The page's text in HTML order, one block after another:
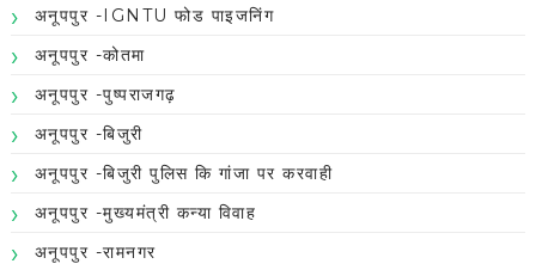
अनूपपुर -IGNTU फोड पाइजनिंग
अनूपपुर -कोतमा
अनूपपुर -पुष्पराजगढ़
अनूपपुर -बिजुरी
अनूपपुर -बिजुरी पुलिस कि गांजा पर करवाही
अनूपपुर -मुख्यमंत्री कन्या विवाह
अनूपपुर -रामनगर